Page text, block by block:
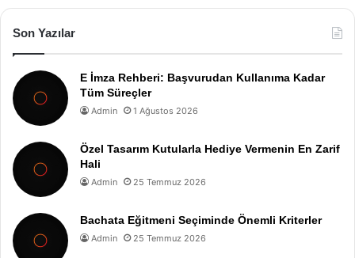
Son Yazılar
E İmza Rehberi: Başvurudan Kullanıma Kadar
Tüm Süreçler
Admin 1 Ağustos 2026
Özel Tasarım Kutularla Hediye Vermenin En Zarif
Hali
Admin 25 Temmuz 2026
Bachata Eğitmeni Seçiminde Önemli Kriterler
Admin 25 Temmuz 2026